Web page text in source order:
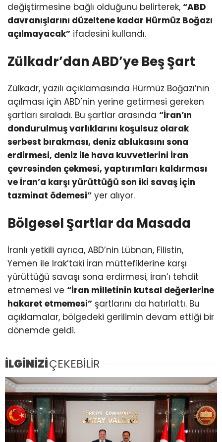
değiştirmesine bağlı olduğunu belirterek, “ABD
davranışlarını düzeltene kadar Hürmüz Boğazı
açılmayacak” ifadesini kullandı.
Zülkadr’dan ABD’ye Beş Şart
Zülkadr, yazılı açıklamasında Hürmüz Boğazı’nın
açılması için ABD’nin yerine getirmesi gereken
şartları sıraladı. Bu şartlar arasında “İran’ın
dondurulmuş varlıklarını koşulsuz olarak
serbest bırakması, deniz ablukasını sona
erdirmesi, deniz ile hava kuvvetlerini İran
çevresinden çekmesi, yaptırımları kaldırması
ve İran’a karşı yürüttüğü son iki savaş için
tazminat ödemesi” yer alıyor.
Bölgesel Şartlar da Masada
İranlı yetkili ayrıca, ABD’nin Lübnan, Filistin,
Yemen ile Irak’taki İran müttefiklerine karşı
yürüttüğü savaşı sona erdirmesi, İran’ı tehdit
etmemesi ve “İran milletinin kutsal değerlerine
hakaret etmemesi” şartlarını da hatırlattı. Bu
açıklamalar, bölgedeki gerilimin devam ettiği bir
dönemde geldi.
İLGİNİZİÇEKEBİLİR